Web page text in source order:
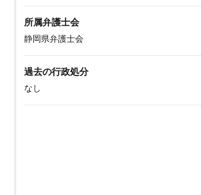
所属弁護士会
静岡県弁護士会
過去の行政処分
なし